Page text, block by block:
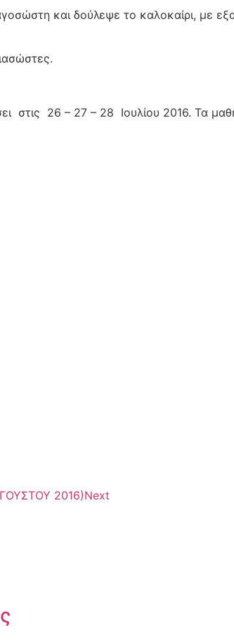
και δούλεψε το καλοκαίρι, με
στις 26 – 27 – 28 Ιουλίου 2016. Τα
2016)Next